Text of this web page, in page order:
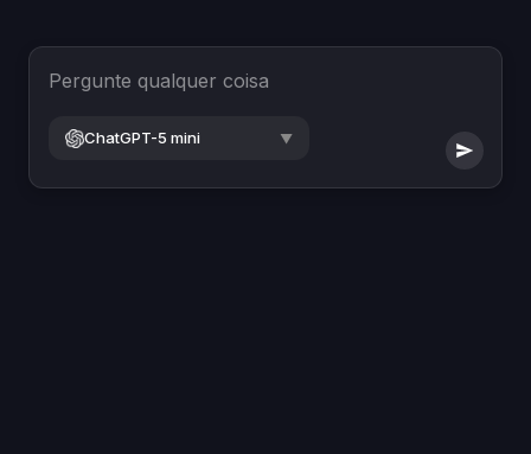
Pergunte qualquer coisa
ChatGPT-5 mini ▼